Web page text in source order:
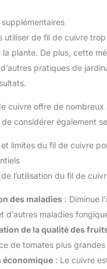
utiliser de fil de cuivre
la plante. De plus, cette
pratiques de
cuivre offre de
considérer également
limites du fil de cuivre
l’utilisation du fil de
des maladies : Diminue
d’autres maladies
de la qualité des
de tomates plus
économique : Le cuivre